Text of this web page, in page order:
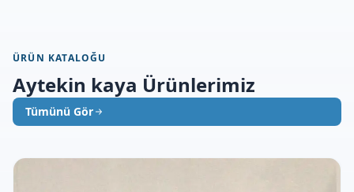
ÜRÜN KATALOĞU
Aytekin kaya Ürünlerimiz
Tümünü Gör